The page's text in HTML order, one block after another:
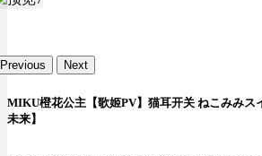
Previous Next
MIKU橙花公主【歌姬PV】猫耳开关 ねこみみス
未来】